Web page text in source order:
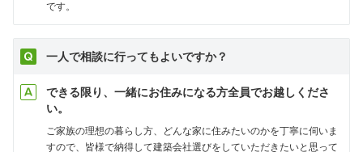
です。
一人で相談に行ってもよいですか？
できる限り、一緒にお住みになる方全員でお越しくださ
い。
ご家族の理想の暮らし方、どんな家に住みたいのかを丁寧に伺いま
すので、皆様で納得して建築会社選びをしていただきたいと思って